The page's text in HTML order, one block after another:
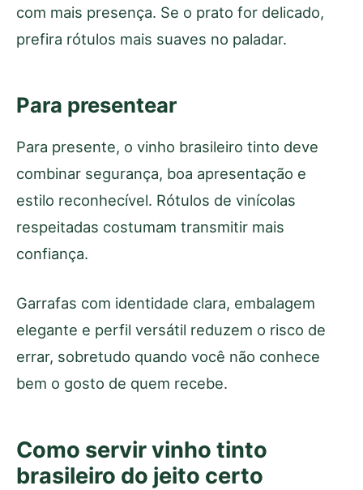
com mais presença. Se o prato for delicado,
prefira rótulos mais suaves no paladar.
Para presentear
Para presente, o vinho brasileiro tinto deve
combinar segurança, boa apresentação e
estilo reconhecível. Rótulos de vinícolas
respeitadas costumam transmitir mais
confiança.
Garrafas com identidade clara, embalagem
elegante e perfil versátil reduzem o risco de
errar, sobretudo quando você não conhece
bem o gosto de quem recebe.
Como servir vinho tinto
brasileiro do jeito certo